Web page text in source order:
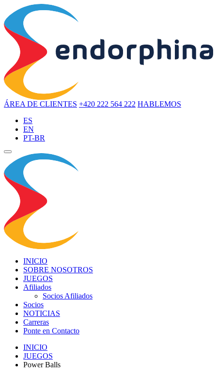
ÁREA DE CLIENTES +420 222 564 222 HABLEMOS
ES
EN
PT-BR
INICIO
SOBRE NOSOTROS
JUEGOS
Afiliados
Socios Afiliados
Socios
NOTICIAS
Carreras
Ponte en Contacto
INICIO
JUEGOS
Power Balls